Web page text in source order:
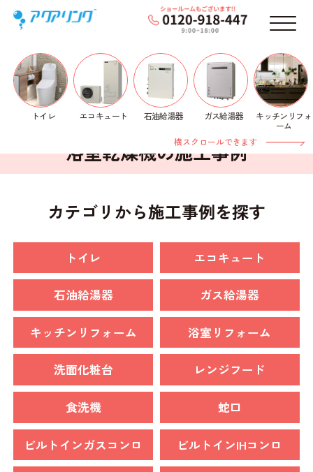
メニ
トイレ エコキュート 石油給湯器 ガス給湯器
キッチンリフォ
ーム
横スクロールできます
ホーム > 施工事例> 浴室乾燥機
浴室乾燥機の施工事例
カテゴリから施工事例を探す
トイレ エコキュート
石油給湯器 ガス給湯器
キッチンリフォーム 浴室リフォーム
洗面化粧台 レンジフード
食洗機 蛇口
ビルトインガスコンロ ビルトインIHコンロ